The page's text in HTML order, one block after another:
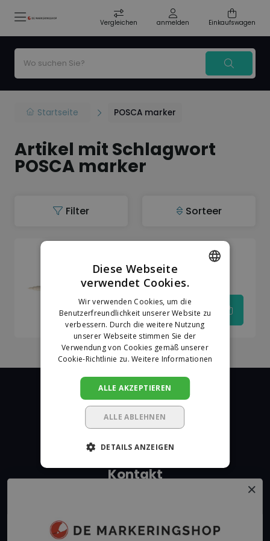
Vergleichen anmelden Einkaufswagen
Startseite POSCA marker
Artikel mit Schlagwort
POSCA marker
Filter Sorteer
Posca
PC-1MC-0.7-1 mm Weiß
€3,15
Kontakt
DUTCH
GERMAN
Diese Webseite
verwendet Cookies.
Wir verwenden Cookies, um die
Benutzerfreundlichkeit unserer Website zu
verbessern. Durch die weitere Nutzung
unserer Webseite stimmen Sie der
Verwendung von Cookies gemäß unserer
Cookie-Richtlinie zu. Weitere Informationen
ALLE AKZEPTIEREN
ALLE ABLEHNEN
DETAILS ANZEIGEN